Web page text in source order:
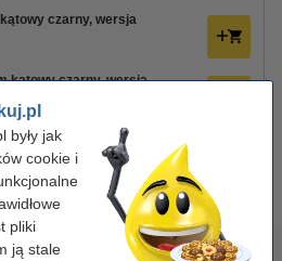
były jak
cookie i
pliki
ją stale
czarny, wersja
kątowy czarny, wersja
produkty